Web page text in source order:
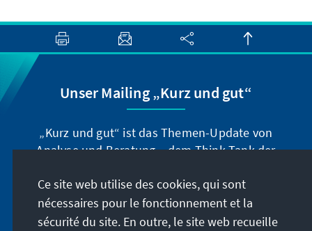
Unser Mailing „Kurz und gut“
„Kurz und gut“ ist das Themen-Update von
Analyse und Beratung – dem Think-Tank der
Fischer-Bollin informiert Sie in unregelmäßigen
Abständen in aller Kürze über Themen, die wir
für unsere nahe Zukunft für wichtig halten.
Ce site web utilise des cookies, qui sont
nécessaires pour le fonctionnement et la
sécurité du site. En outre, le site web recueille